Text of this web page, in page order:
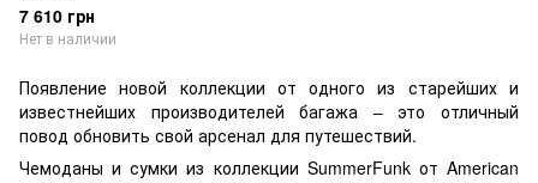
7 610 грн
Нет в наличии
Появление новой коллекции от одного из старейших и
известнейших производителей багажа – это отличный
повод обновить свой арсенал для путешествий.
Чемоданы и сумки из коллекции SummerFunk от American